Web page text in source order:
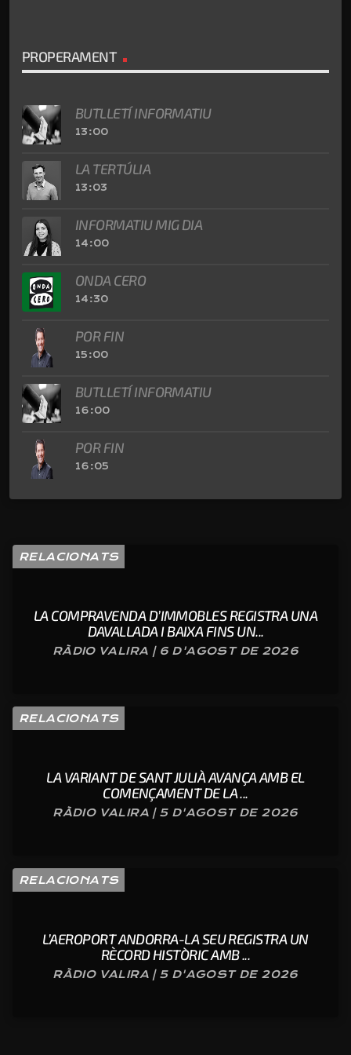
PROPERAMENT
BUTLLETÍ INFORMATIU
13:00
LA TERTÚLIA
13:03
INFORMATIU MIG DIA
14:00
ONDA CERO
14:30
POR FIN
15:00
BUTLLETÍ INFORMATIU
16:00
POR FIN
16:05
RELACIONATS
LA COMPRAVENDA D’IMMOBLES REGISTRA UNA
DAVALLADA I BAIXA FINS UN...
RÀDIO VALIRA | 6 D'AGOST DE 2026
RELACIONATS
LA VARIANT DE SANT JULIÀ AVANÇA AMB EL
COMENÇAMENT DE LA ...
RÀDIO VALIRA | 5 D'AGOST DE 2026
RELACIONATS
L’AEROPORT ANDORRA-LA SEU REGISTRA UN
RÈCORD HISTÒRIC AMB ...
RÀDIO VALIRA | 5 D'AGOST DE 2026